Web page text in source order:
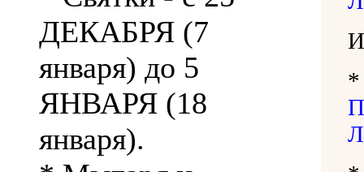
ДЕКАБРЯ (7
января) до 5
ЯНВАРЯ (18
января).
*